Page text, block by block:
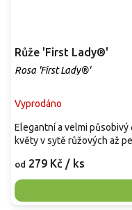
Růže 'First Lady®'
Rosa 'First Lady®'
Vyprodáno
od 279 Kč / ks
Elegantní a velmi
květy v sytě růžových až